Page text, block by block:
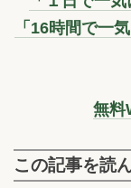
「16時間で一
無料
この記事を読